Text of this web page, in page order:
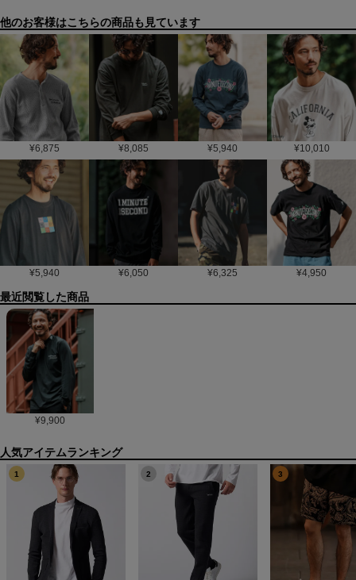
他のお客様はこちらの商品も見ています
¥6,875 ¥8,085 ¥5,940 ¥10,010
¥5,940 ¥6,050 ¥6,325 ¥4,950
最近閲覧した商品
¥9,900
1 2 3